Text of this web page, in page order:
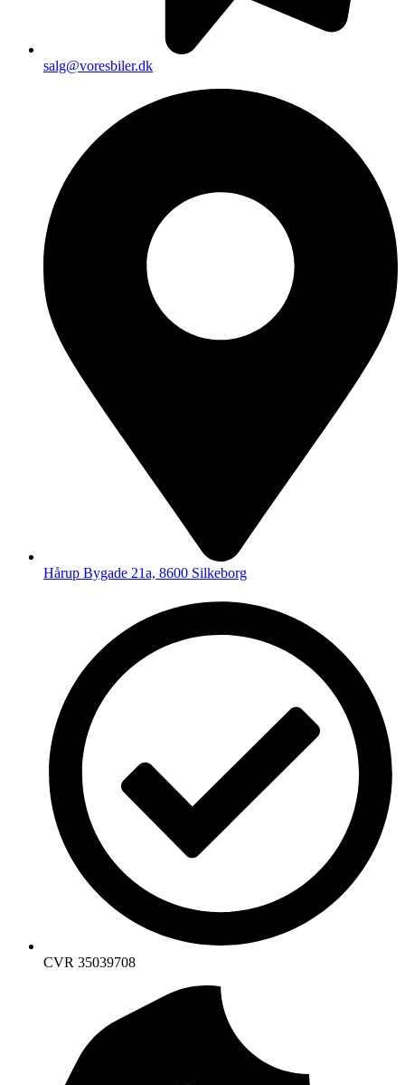
salg@voresbiler.dk
Hårup Bygade 21a, 8600 Silkeborg
CVR 35039708